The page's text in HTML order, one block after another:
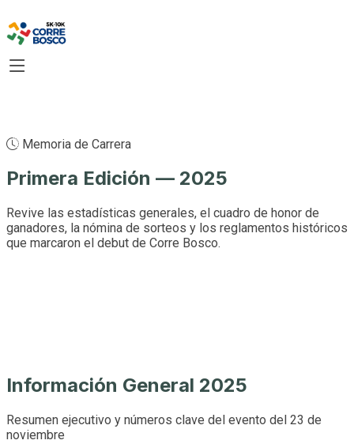
Memoria de Carrera
Primera Edición — 2025
Revive las estadísticas generales, el cuadro de honor de
ganadores, la nómina de sorteos y los reglamentos históricos
que marcaron el debut de Corre Bosco.
Información General 2025
Resumen ejecutivo y números clave del evento del 23 de
noviembre